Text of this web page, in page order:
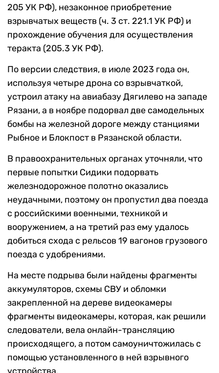
205 УК РФ), незаконное приобретение
взрывчатых веществ (ч. 3 ст. 221.1 УК РФ) и
прохождение обучения для осуществления
теракта (205.3 УК РФ).
По версии следствия, в июле 2023 года он,
используя четыре дрона со взрывчаткой,
устроил атаку на авиабазу Дягилево на западе
Рязани, а в ноябре подорвал две самодельных
бомбы на железной дороге между станциями
Рыбное и Блокпост в Рязанской области.
В правоохранительных органах уточняли, что
первые попытки Сидики подорвать
железнодорожное полотно оказались
неудачными, поэтому он пропустил два поезда
с российскими военными, техникой и
вооружением, а на третий раз ему удалось
добиться схода с рельсов 19 вагонов грузового
поезда с удобрениями.
На месте подрыва были найдены фрагменты
аккумуляторов, схемы СВУ и обломки
закрепленной на дереве видеокамеры
фрагменты видеокамеры, которая, как решили
следователи, вела онлайн-трансляцию
происходящего, а потом самоуничтожилась с
помощью установленного в ней взрывного